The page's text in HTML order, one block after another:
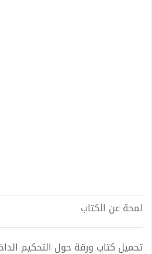
لمحة عن الكتاب